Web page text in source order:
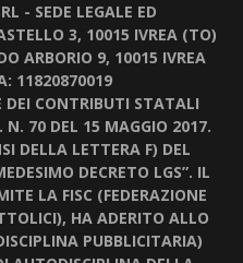
- SEDE LEGALE ED
3, 10015 IVREA (TO)
ARBORIO 9, 10015 IVREA
11820870019
DEI CONTRIBUTI STATALI
N. 70 DEL 15 MAGGIO 2017.
DELLA LETTERA F) DEL
DECRETO LGS”. IL
LA FISC (FEDERAZIONE
HA ADERITO ALLO
PUBBLICITARIA)